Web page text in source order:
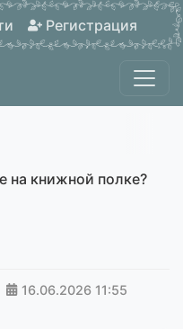
Регистрация
на книжной полке?
16.06.2026 11:55